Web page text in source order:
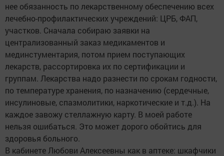
нее обязанность по лекарственному обеспечению всех
лечебно-профилактических учреждений: ЦРБ, ФАП,
участков. Сначала собираю заявки на
централизованный заказ медикаментов и
мединстументария, потом прием поступающих
лекарств, рассортировка их по сертификации и
группам. Лекарства надо разнести по срокам годности,
по температуре хранения, по назначению (сердечные,
инсулиновые, спазмолитики, наркотические и т.д.). На
каждое завожу стеллажную карту. В моей работе
нельзя ошибаться. Это может дорого обойтись для
здоровья больного.
В кабинете Любови Алексеевны как в аптеке: шкафчики